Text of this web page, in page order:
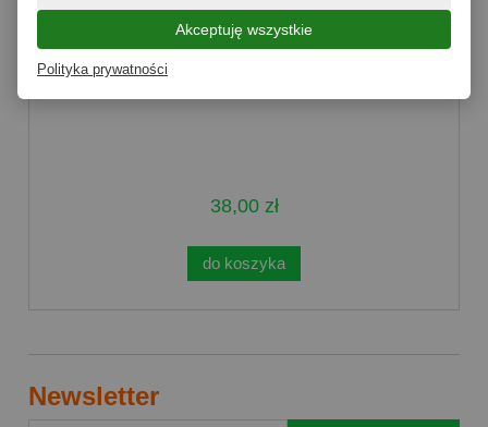
Cukier biały 1kg Polski Cukier - 10 sztuk
38,00 zł
do koszyka
Newsletter
Akceptuję wszystkie
Polityka prywatności